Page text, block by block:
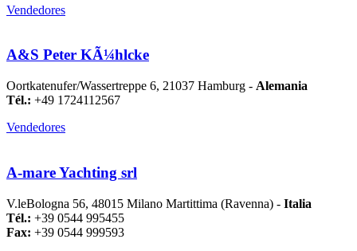
Vendedores
A&S Peter KÃ¼hlcke
Oortkatenufer/Wassertreppe 6, 21037 Hamburg - Alemania
Tél.: +49 1724112567
Vendedores
A-mare Yachting srl
V.leBologna 56, 48015 Milano Martittima (Ravenna) - Italia
Tél.: +39 0544 995455
Fax: +39 0544 999593